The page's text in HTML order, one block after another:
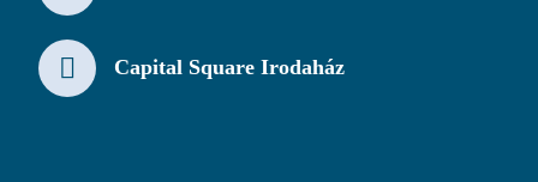
Capital Square Irodaház